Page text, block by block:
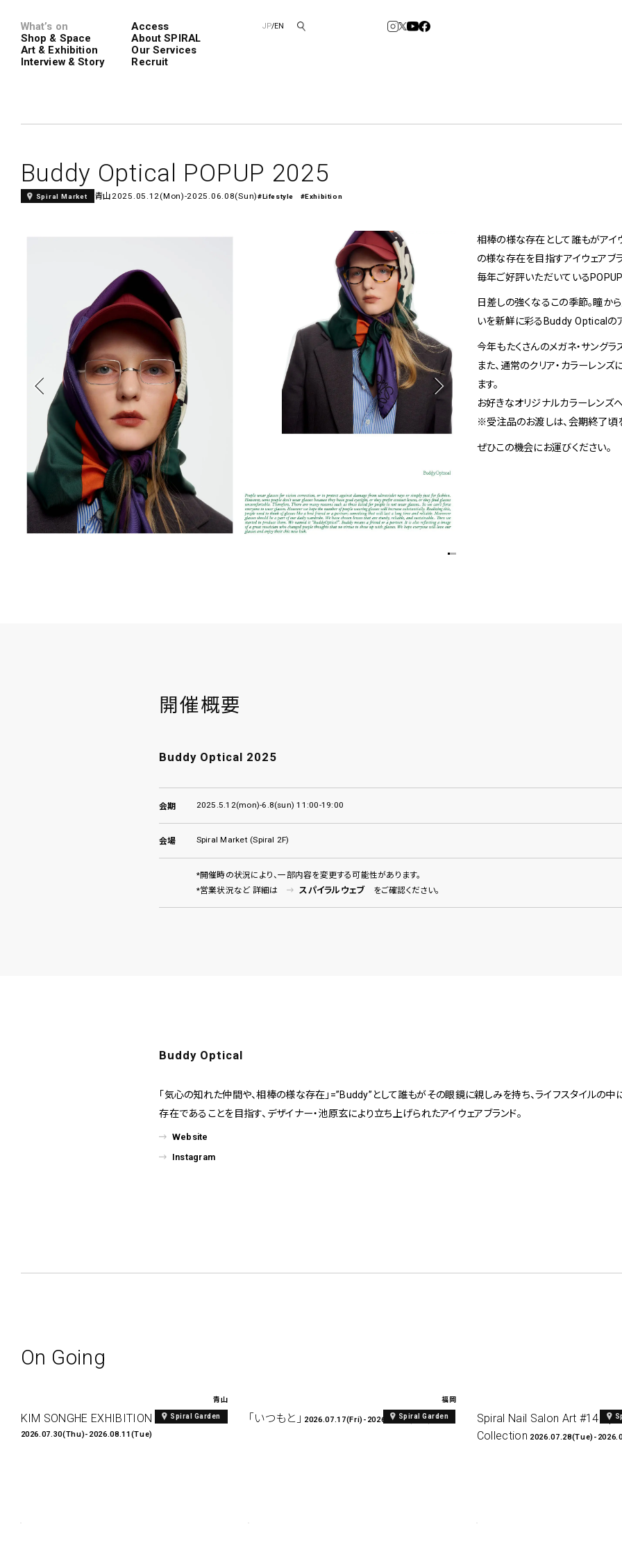
What’s on
Shop & Space
Art & Exhibition
Interview & Story
Access
About SPIRAL
Our Services
Recruit
JP/EN
福岡ワンビル
青山 アトレ吉祥寺
横浜赤レンガ倉 ルクア⼤阪
Nail Salon
Spiral Nail Salon
青山
Spiral Nail Salon
NEWoMan ⾼輪
naila 横浜ランド
マーク
naila 大宮そごう
Spiral Café 青山 Spiral Garden 福岡ワン
Spiral Rendezvous Store 1
Spiral Rendezvous Store グランスタ東
Exhibition
展覧会やイベント
Performance&Event
演劇やダンス、ライブ公演、イベントなど
Art Projects
アートプロジェクト・イベント
Spiral Schole
スパイラルが推進するエデュケーションプログラム
Spiral Print Collection
スパイラルが提案するオリジナルプリント作品
Spiral Annual Report 採用情報
アートプロジェクト・コーディネーション
Buddy Optical POPUP 2025
Spiral Market 青山2025.05.12(Mon)-2025.06.08(Sun)#Lifestyle #Exhibition
相棒の様な存在として誰もがアイ
の様な存在を目指すアイウェアブ
毎年ご好評いただいている
日差しの強くなるこの季節。瞳か
いを新鮮に彩るBuddy Opticalのア
今年もたくさんのメガネ・サングラ
また、通常のクリア・カラーレン
ます。
お好きなオリジナルカラーレンズ
※受注品のお渡しは、会期終了頃
ぜひこの機会にお運びください。
開催概要
Buddy Optical 2025
会期 2025.5.12(mon)-6.8(sun) 11:00-19:00
会場 Spiral Market (Spiral 2F)
*開催時の状況により、一部内容を変更する可能性があります。
*営業状況など 詳細は
スパイラルウェブ をご確認ください。
Buddy Optical
「気心の知れた仲間や、相棒の様な存在」=”Buddy”として誰もがその眼鏡に親しみを持ち、ライフスタイルの中
存在であることを目指す、デザイナー・池原玄により立ち上げられたアイウェアブランド。
Website
Instagram
On Going
青山
Spiral Garden
KIM SONGHE EXHIBITION 『愛と接続』
2026.07.30(Thu)-2026.08.11(Tue)
福岡
Spiral Garden
「いつもと」 2026.07.17(Fri)-2026.08.27(Thu)
Spiral Nail Salon Art #14
Collection 2026.07.28(Tue)-